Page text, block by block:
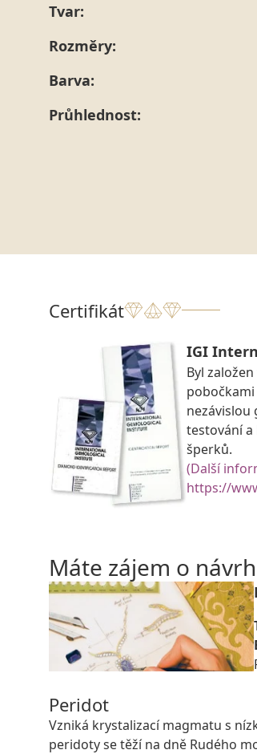
Tvar:
Rozměry:
Barva:
Průhlednost:
Certifikát
IGI
Byl
testování
šperků.
(Další
https://
Máte zájem o
Peridot
Vzniká krystalizací magmatu s
peridoty se těží na dně Rudého